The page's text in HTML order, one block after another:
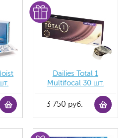
Dailies Total 1
Multifocal 30 шт.
3 750 руб.